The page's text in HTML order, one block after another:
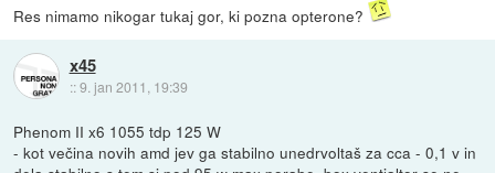
Res nimamo nikogar tukaj gor, ki pozna opterone?
x45
::9. jan 2011, 19:39
Phenom II x6 1055 tdp 125 W
- kot večina novih amd jev ga stabilno unedrvoltaš za cca - 0,1 v in